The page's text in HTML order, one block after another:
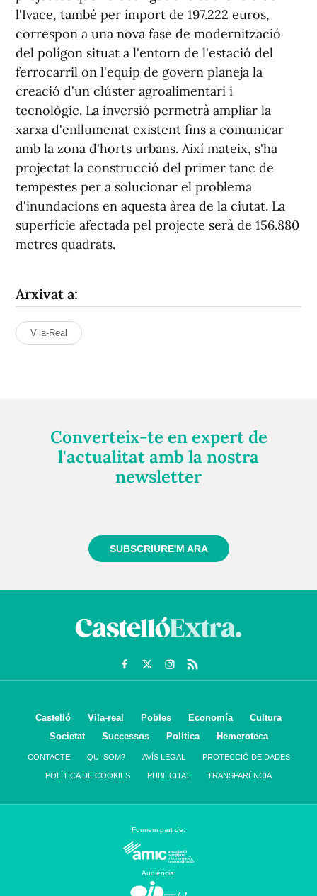
l'Ivace, també per import de 197.222 euros,
correspon a una nova fase de modernització
del polígon situat a l'entorn de l'estació del
ferrocarril on l'equip de govern planeja la
creació d'un clúster agroalimentari i
tecnològic. La inversió permetrà ampliar la
xarxa d'enllumenat existent fins a comunicar
amb la zona d'horts urbans. Així mateix, s'ha
projectat la construcció del primer tanc de
tempestes per a solucionar el problema
d'inundacions en aquesta àrea de la ciutat. La
superfície afectada pel projecte serà de 156.880
metres quadrats.
Arxivat a:
Vila-Real
Converteix-te en expert de
l'actualitat amb la nostra
newsletter
SUBSCRIURE'M ARA
Castelló Vila-real Pobles Economía
Cultura
Societat
Successos Política Hemeroteca
CONTACTE QUI SOM? AVÍS LEGAL PROTECCIÓ DE DADES
POLÍTICA DE COOKIES PUBLICITAT TRANSPARÈNCIA
Formem part de:
Audiència: